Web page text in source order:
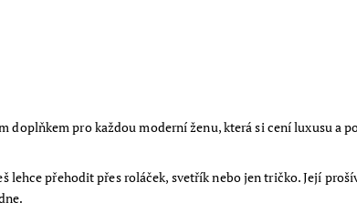
doplňkem pro každou moderní ženu, která si cení luxusu a
lehce přehodit přes roláček, svetřík nebo jen tričko. Její